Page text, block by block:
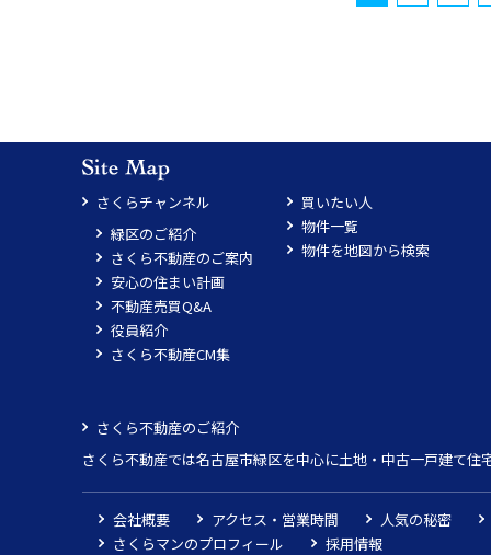
さくらチャンネル
緑区のご紹介
さくら不動産のご案内
安心の住まい計画
不動産売買Q&A
役員紹介
さくら不動産CM集
買いたい人
物件一覧
物件を地図から検索
さくら不動産のご紹介
さくら不動産では名古屋市緑区を中心に土地・中古一戸建て
会社概要 アクセス・営業時間
人気の秘密
さくらマンのプロフィール
採用情報